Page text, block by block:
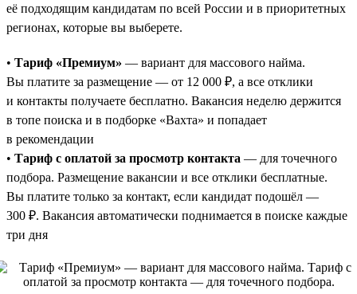
её подходящим кандидатам по всей России и в приоритетных
регионах, которые вы выберете.
• Тариф «Премиум» — вариант для массового найма.
Вы платите за размещение — от 12 000 ₽, а все отклики
и контакты получаете бесплатно. Вакансия неделю держится
в топе поиска и в подборке «Вахта» и попадает
в рекомендации
• Тариф с оплатой за просмотр контакта — для точечного
подбора. Размещение вакансии и все отклики бесплатные.
Вы платите только за контакт, если кандидат подошёл —
300 ₽. Вакансия автоматически поднимается в поиске каждые
три дня